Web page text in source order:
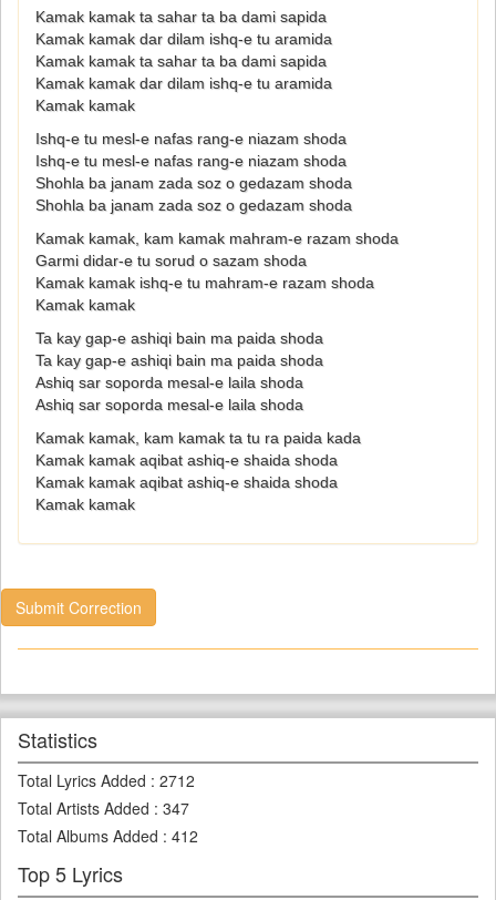
Kamak kamak ta sahar ta ba dami sapida
Kamak kamak dar dilam ishq-e tu aramida
Kamak kamak ta sahar ta ba dami sapida
Kamak kamak dar dilam ishq-e tu aramida
Kamak kamak
Ishq-e tu mesl-e nafas rang-e niazam shoda
Ishq-e tu mesl-e nafas rang-e niazam shoda
Shohla ba janam zada soz o gedazam shoda
Shohla ba janam zada soz o gedazam shoda
Kamak kamak, kam kamak mahram-e razam shoda
Garmi didar-e tu sorud o sazam shoda
Kamak kamak ishq-e tu mahram-e razam shoda
Kamak kamak
Ta kay gap-e ashiqi bain ma paida shoda
Ta kay gap-e ashiqi bain ma paida shoda
Ashiq sar soporda mesal-e laila shoda
Ashiq sar soporda mesal-e laila shoda
Kamak kamak, kam kamak ta tu ra paida kada
Kamak kamak aqibat ashiq-e shaida shoda
Kamak kamak aqibat ashiq-e shaida shoda
Kamak kamak
Submit Correction
Statistics
Total Lyrics Added : 2712
Total Artists Added : 347
Total Albums Added : 412
Top 5 Lyrics